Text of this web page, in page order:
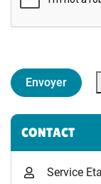
CONTACT
Service